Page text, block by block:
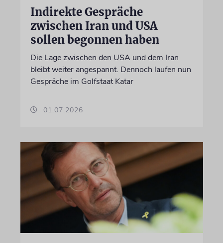
Indirekte Gespräche
zwischen Iran und USA
sollen begonnen haben
Die Lage zwischen den USA und dem Iran
bleibt weiter angespannt. Dennoch laufen nun
Gespräche im Golfstaat Katar
01.07.2026